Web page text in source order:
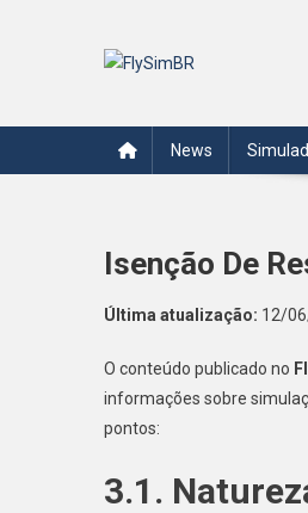
News
Isenção De
Última atualização: 12/
O conteúdo publicado no
informações sobre
pontos:
3.1.